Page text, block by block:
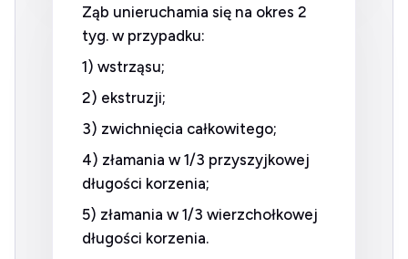
Ząb unieruchamia się na okres 2
tyg. w przypadku:
1) wstrząsu;
2) ekstruzji;
3) zwichnięcia całkowitego;
4) złamania w 1/3 przyszyjkowej
długości korzenia;
5) złamania w 1/3 wierzchołkowej
długości korzenia.